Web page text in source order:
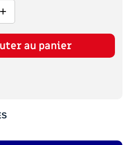
au panier